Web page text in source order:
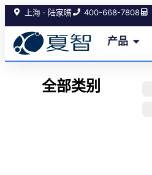
上海 · 陆家嘴 400-668-7808
产品
全部类别